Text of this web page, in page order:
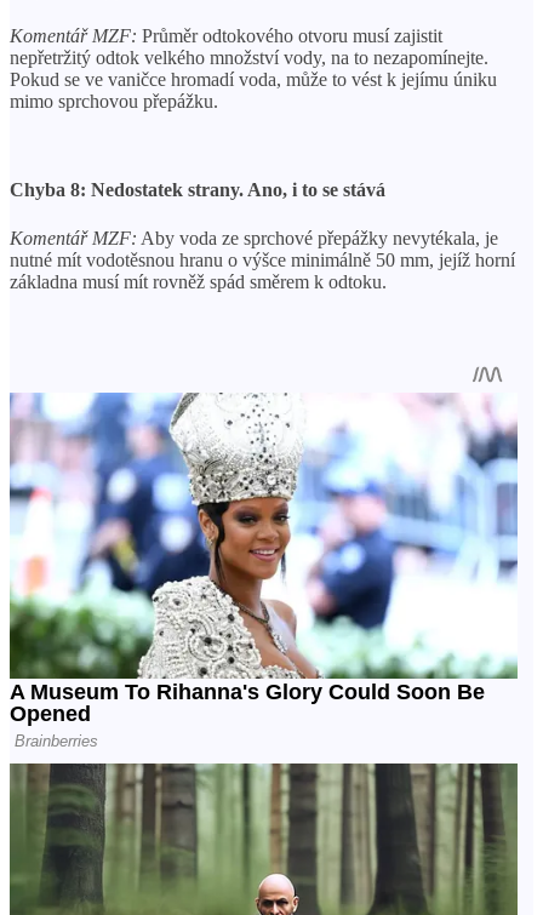
Komentář MZF: Průměr odtokového otvoru musí zajistit
nepřetržitý odtok velkého množství vody, na to nezapomínejte.
Pokud se ve vaničce hromadí voda, může to vést k jejímu úniku
mimo sprchovou přepážku.
Chyba 8: Nedostatek strany. Ano, i to se stává
Komentář MZF: Aby voda ze sprchové přepážky nevytékala, je
nutné mít vodotěsnou hranu o výšce minimálně 50 mm, jejíž horní
základna musí mít rovněž spád směrem k odtoku.